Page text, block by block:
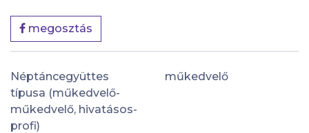
megosztás
Néptáncegyüttes
típusa (műkedvelő-
műkedvelő, hivatásos-
profi)
műkedvelő